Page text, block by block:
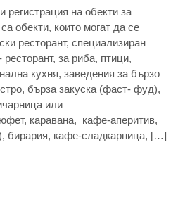
на обекти за
обекти, които могат да се
ресторант, специализиран
за риба, птици,
кухня, заведения за бързо
бърза закуска (фаст- фуд),
или
каравана, кафе-аперитив,
бирария, кафе-сладкарница, […]